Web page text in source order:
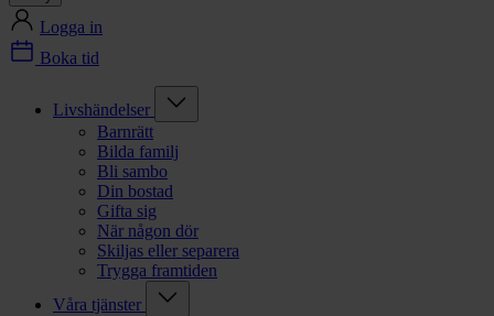
Logga in
Boka tid
Livshändelser
Barnrätt
Bilda familj
Bli sambo
Din bostad
Gifta sig
När någon dör
Skiljas eller separera
Trygga framtiden
Våra tjänster